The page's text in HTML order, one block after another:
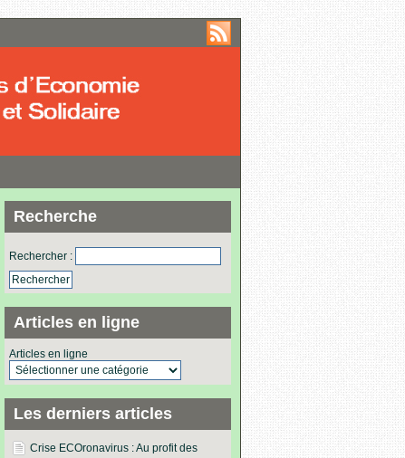
Recherche
Rechercher :
Articles en ligne
Articles en ligne
Les derniers articles
Crise ECOronavirus : Au profit des